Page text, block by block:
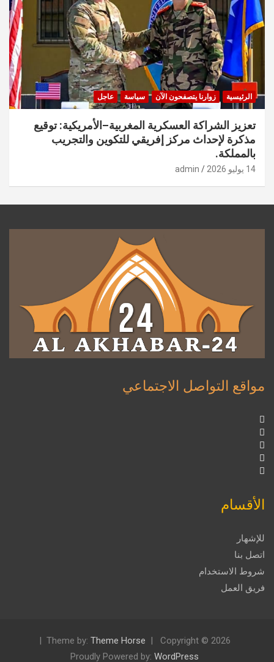
الرئيسية زوارنا يتصفحون الآن سياسة عاجل
تعزيز الشراكة العسكرية المغربية–الأمريكية: توقيع
مذكرة لإحداث مركز إفريقي للتكوين والتجريب
بالمملكة.
14 يوليو 2026 admin
مواقع التواصل الاجتماعي
الأقسام
للإشهار
اتصل بنا
شروط الاستخدام
فريق العمل
Copyright © 2026
Theme by: Theme Horse
Proudly Powered by: WordPress